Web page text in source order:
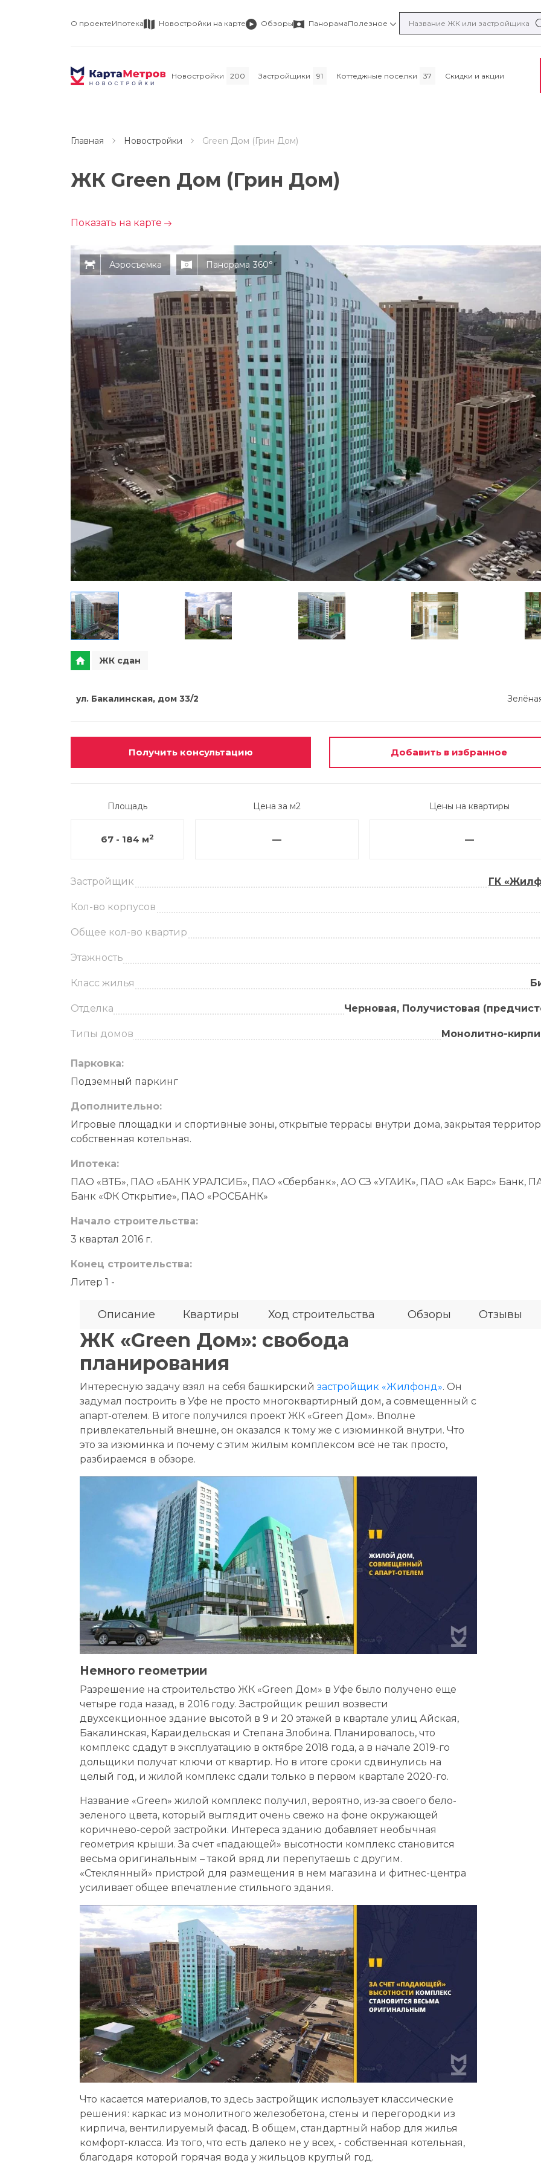
О проектеИпотека Новостройки на карте Обзоры ПанорамаПолезное
Новостройки 200 Застройщики 91 Коттеджные поселки 37 Скидки и акции
Главная Новостройки Green Дом (Грин Дом)
ЖК Green Дом (Грин Дом)
Показать на карте
Аэросъемка Панорама 360°
ЖК сдан
ул. Бакалинская, дом 33/2
Получить консультацию Добавить в избранное
Площадь
67 - 184 м2
Цена за м2
—
Цены на квартиры
—
Застройщик ГК
Кол-во корпусов
Общее кол-во квартир
Этажность
Класс жилья
Отделка Черновая, Получистовая
Типы домов Монолитно-
Парковка:
Подземный паркинг
Дополнительно:
Игровые площадки и спортивные зоны, открытые террасы внутри дома, закрытая
собственная котельная.
Ипотека:
ПАО «ВТБ», ПАО «БАНК УРАЛСИБ», ПАО «Сбербанк», АО СЗ «УГАИК», ПАО «Ак Барс» Банк,
Банк «ФК Открытие», ПАО «РОСБАНК»
Начало строительства:
3 квартал 2016 г.
Конец строительства:
Литер 1 -
Описание Квартиры Ход строительства Обзоры Отзывы
ЖК «Green Дом»: свобода
планирования
Интересную задачу взял на себя башкирский застройщик «Жилфонд». Он
задумал построить в Уфе не просто многоквартирный дом, а совмещенный с
апарт-отелем. В итоге получился проект ЖК «Green Дом». Вполне
привлекательный внешне, он оказался к тому же с изюминкой внутри. Что
это за изюминка и почему с этим жилым комплексом всё не так просто,
разбираемся в обзоре.
Немного геометрии
Разрешение на строительство ЖК «Green Дом» в Уфе было получено еще
четыре года назад, в 2016 году. Застройщик решил возвести
двухсекционное здание высотой в 9 и 20 этажей в квартале улиц Айская,
Бакалинская, Караидельская и Степана Злобина. Планировалось, что
комплекс сдадут в эксплуатацию в октябре 2018 года, а в начале 2019-го
дольщики получат ключи от квартир. Но в итоге сроки сдвинулись на
целый год, и жилой комплекс сдали только в первом квартале 2020-го.
Название «Green» жилой комплекс получил, вероятно, из-за своего бело-
зеленого цвета, который выглядит очень свежо на фоне окружающей
коричнево-серой застройки. Интереса зданию добавляет необычная
геометрия крыши. За счет «падающей» высотности комплекс становится
весьма оригинальным – такой вряд ли перепутаешь с другим.
«Стеклянный» пристрой для размещения в нем магазина и фитнес-центра
усиливает общее впечатление стильного здания.
Что касается материалов, то здесь застройщик использует классические
решения: каркас из монолитного железобетона, стены и перегородки из
кирпича, вентилируемый фасад. В общем, стандартный набор для жилья
комфорт-класса. Из того, что есть далеко не у всех, - собственная котельная,
благодаря которой горячая вода у жильцов круглый год.